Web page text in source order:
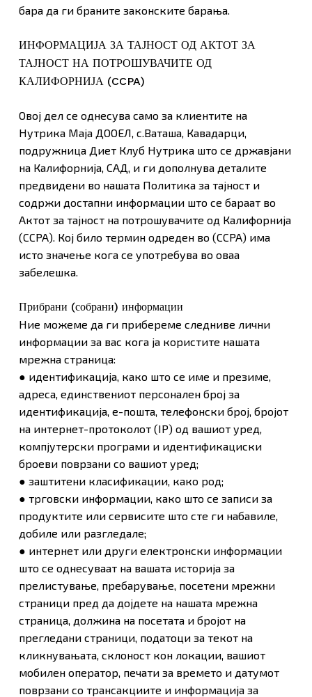
бара да ги браните законските барања.
ИНФОРМАЦИЈА ЗА ТАЈНОСТ ОД АКТОТ ЗА
ТАЈНОСТ НА ПОТРОШУВАЧИТЕ ОД
КАЛИФОРНИЈА (CCPA)
Овој дел се однесува само за клиентите на
Нутрика Маја ДООЕЛ, с.Ваташа, Кавадарци,
подружница Диет Клуб Нутрика што се државјани
на Калифорнија, САД, и ги дополнува деталите
предвидени во нашата Политика за тајност и
содржи достапни информации што се бараат во
Актот за тајност на потрошувачите од Калифорнија
(CCPA). Кој било термин одреден во (CCPA) има
исто значење кога се употребува во оваа
забелешка.
Прибрани (собрани) информации
Ние можеме да ги прибереме следниве лични
информации за вас кога ја користите нашата
мрежна страница:
● идентификација, како што се име и презиме,
адреса, единствениот персонален број за
идентификација, е-пошта, телефонски број, бројот
на интернет-протоколот (IP) од вашиот уред,
компјутерски програми и идентификациски
броеви поврзани со вашиот уред;
● заштитени класификации, како род;
● трговски информации, како што се записи за
продуктите или сервисите што сте ги набавиле,
добиле или разгледале;
● интернет или други електронски информации
што се однесуваат на вашата историја за
прелистување, пребарување, посетени мрежни
страници пред да дојдете на нашата мрежна
страница, должина на посетата и бројот на
прегледани страници, податоци за текот на
кликнувањата, склоност кон локации, вашиот
мобилен оператор, печати за времето и датумот
поврзани со трансакциите и информација за